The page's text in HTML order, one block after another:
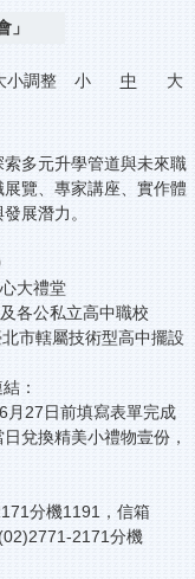
」
小調整 小 中
大
多元升學管道與未來職
覽、專家講座、實作體
展潛力。
大禮堂
各公私立高中職校
市轄屬技術型高中擺設
：
月27日前填寫表單完成
兌換精美小禮物壹份，
分機1191，信箱
2171分機